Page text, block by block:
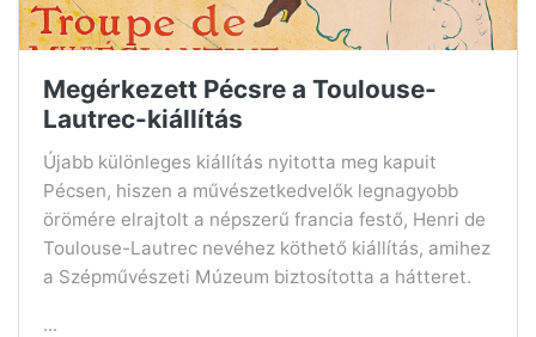
Megérkezett Pécsre a Toulouse-
Lautrec-kiállítás
Újabb különleges kiállítás nyitotta meg kapuit
Pécsen, hiszen a művészetkedvelők legnagyobb
örömére elrajtolt a népszerű francia festő, Henri de
Toulouse-Lautrec nevéhez köthető kiállítás, amihez
a Szépművészeti Múzeum biztosította a hátteret.
...